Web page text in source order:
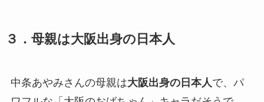
３．母親は大阪出身の日本人
中条あやみさんの母親は大阪出身の日本人で、パ